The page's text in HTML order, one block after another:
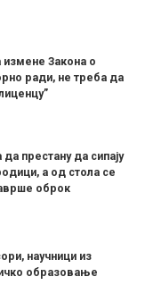
Закона о
ради, не треба да
престану да сипају
а од стола се
оброк
научници из
образовање